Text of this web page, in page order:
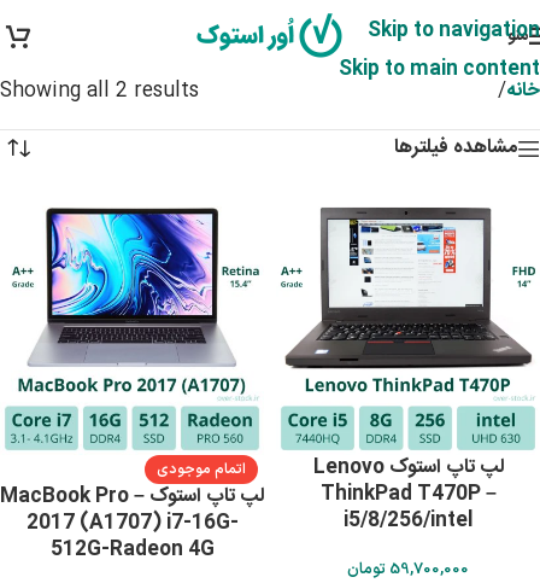
Skip to navigation
Skip to main content
منو
خانه/
Showing all 2 results
مشاهده فیلترها
لپ تاپ استوک Lenovo
ThinkPad T470P –
i5/8/256/intel
59,700,000 تومان
اتمام موجودی
لپ تاپ استوک – MacBook Pro
2017 (A1707) i7-16G-
512G-Radeon 4G